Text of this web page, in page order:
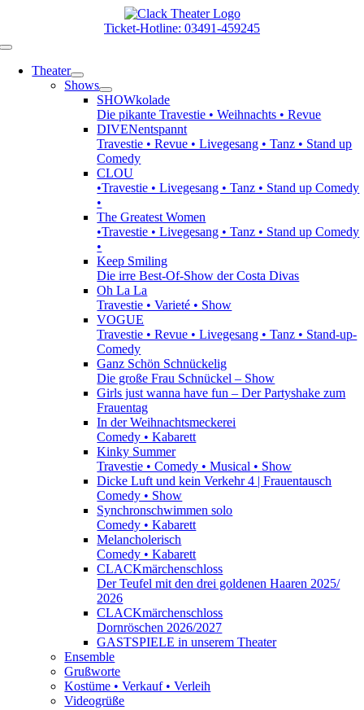
springen
Ticket-Hotline: 03491-459245
Toggle
NavigationTheater
Shows
SHOWkolade
Die pikante Travestie • Weihnachts • Revue
DIVENentspannt
Travestie • Revue • Livegesang • Tanz • Stand up
Comedy
CLOU
•Travestie • Livegesang • Tanz • Stand up Comedy
•
The Greatest Women
•Travestie • Livegesang • Tanz • Stand up Comedy
•
Keep Smiling
Die irre Best-Of-Show der Costa Divas
Oh La La
Travestie • Varieté • Show
VOGUE
Travestie • Revue • Livegesang • Tanz • Stand-up-
Comedy
Ganz Schön Schnückelig
Die große Frau Schnückel – Show
Girls just wanna have fun – Der Partyshake zum
Frauentag
In der Weihnachtsmeckerei
Comedy • Kabarett
Kinky Summer
Travestie • Comedy • Musical • Show
Dicke Luft und kein Verkehr 4 | Frauentausch
Comedy • Show
Synchronschwimmen solo
Comedy • Kabarett
Melancholerisch
Comedy • Kabarett
CLACKmärchenschloss
Der Teufel mit den drei goldenen Haaren 2025/
2026
CLACKmärchenschloss
Dornröschen 2026/2027
GASTSPIELE in unserem Theater
Ensemble
Grußworte
Kostüme • Verkauf • Verleih
Videogrüße